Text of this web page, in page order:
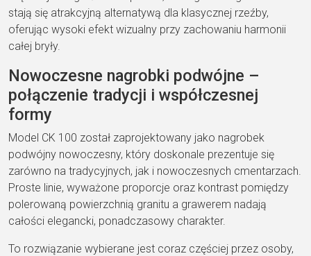
stają się atrakcyjną alternatywą dla klasycznej rzeźby,
oferując wysoki efekt wizualny przy zachowaniu harmonii
całej bryły.
Nowoczesne nagrobki podwójne –
połączenie tradycji i współczesnej
formy
Model CK 100 został zaprojektowany jako nagrobek
podwójny nowoczesny, który doskonale prezentuje się
zarówno na tradycyjnych, jak i nowoczesnych cmentarzach.
Proste linie, wyważone proporcje oraz kontrast pomiędzy
polerowaną powierzchnią granitu a grawerem nadają
całości elegancki, ponadczasowy charakter.
To rozwiązanie wybierane jest coraz częściej przez osoby,